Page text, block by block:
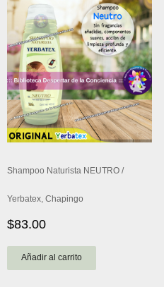
Shampoo Naturista NEUTRO /
Yerbatex, Chapingo
$83.00
Añadir al carrito